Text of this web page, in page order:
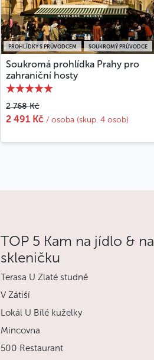
PROHLÍDKY S PRŮVODCEM SOUKROMÝ PRŮVODCE
Soukromá prohlídka Prahy pro
zahraniční hosty
2 768 Kč
2 491 Kč / osoba (skup. 4 osob)
TOP 5 Kam na jídlo & na
skleničku
Terasa U Zlaté studně
V Zátiší
Lokál U Bílé kuželky
Mincovna
500 Restaurant